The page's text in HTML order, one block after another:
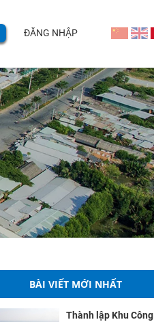
ĐĂNG NHẬP
BÀI VIẾT MỚI NHẤT
Thành lập Khu Công